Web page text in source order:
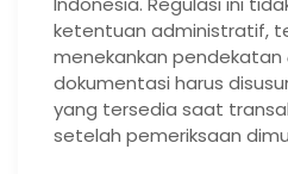
ketentuan administratif,
menekankan pendekatan
dokumentasi harus
yang tersedia saat
setelah pemeriksaan